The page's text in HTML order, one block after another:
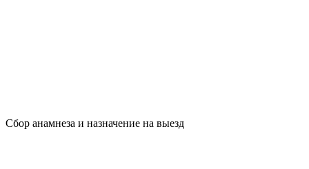
Сбор анамнеза и назначение на выезд